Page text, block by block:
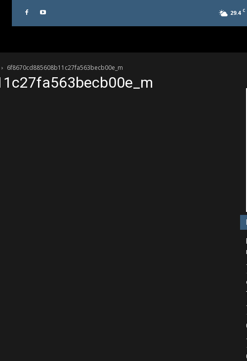
29.4 C
6f8670cd885608b11c27fa563becb00e_m